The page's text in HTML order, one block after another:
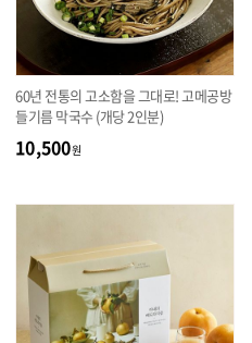
60년 전통의 고소함을 그대로! 고메공방
들기름 막국수 (개당 2인분)
10,500원